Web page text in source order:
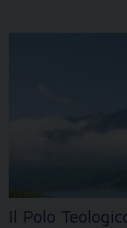
Il Polo